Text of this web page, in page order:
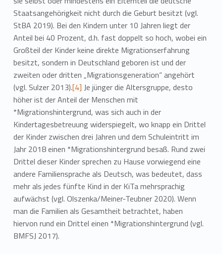
Staatsangehörigkeit nicht durch die Geburt besitzt (vgl.
StBA 2019). Bei den Kindern unter 10 Jahren liegt der
Anteil bei 40 Prozent, d.h. fast doppelt so hoch, wobei ein
Großteil der Kinder keine direkte Migrationserfahrung
besitzt, sondern in Deutschland geboren ist und der
zweiten oder dritten „Migrationsgeneration“ angehört
(vgl. Sulzer 2013).[4] Je jünger die Altersgruppe, desto
höher ist der Anteil der Menschen mit
*Migrationshintergrund, was sich auch in der
Kindertagesbetreuung widerspiegelt, wo knapp ein Drittel
der Kinder zwischen drei Jahren und dem Schuleintritt im
Jahr 2018 einen *Migrationshintergrund besaß. Rund zwei
Drittel dieser Kinder sprechen zu Hause vorwiegend eine
andere Familiensprache als Deutsch, was bedeutet, dass
mehr als jedes fünfte Kind in der KiTa mehrsprachig
aufwächst (vgl. Olszenka/Meiner-Teubner 2020). Wenn
man die Familien als Gesamtheit betrachtet, haben
hiervon rund ein Drittel einen *Migrationshintergrund (vgl.
BMFSJ 2017).